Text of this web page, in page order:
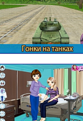
Гонки на танках